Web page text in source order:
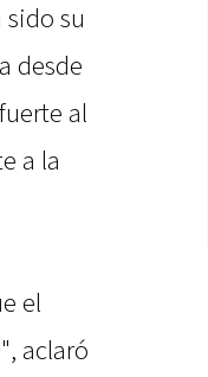
su
desde
al
a la
el
aclaró